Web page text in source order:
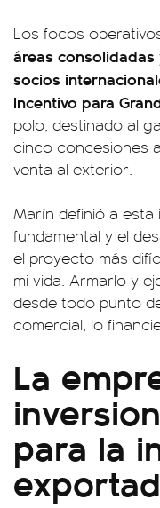
Los focos
áreas
socios
Incentivo para
polo, destinado al
cinco concesiones
venta al exterior.
Marín definió a esta
fundamental y el
el proyecto más
mi vida. Armarlo y
desde todo punto
comercial, lo
La
para la